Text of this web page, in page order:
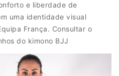
e liberdade de
uma identidade visual
França. Consultar o
do kimono BJJ